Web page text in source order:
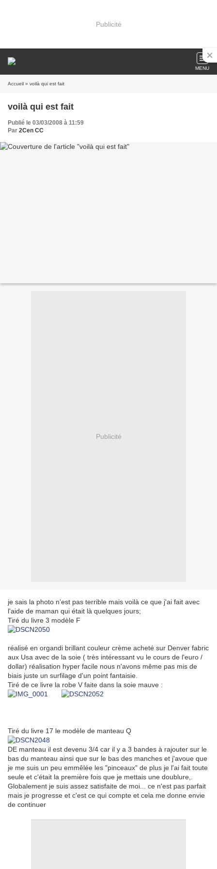
Publicité
MENU
Accueil » voilà qui est fait
voilà qui est fait
Publié le 03/03/2008 à 11:59
Par 2Cen CC
Publicité
je sais la photo n'est pas terrible mais voilà ce que j'ai fait avec
l'aide de maman qui était là quelques jours;
Tiré du livre 3 modèle F
réalisé en organdi brillant couleur crème acheté sur Denver fabric
aux Usa avec de la soie ( très intéressant vu le cours de l'euro /
dollar) réalisation hyper facile nous n'avons même pas mis de
biais juste un surfilage d'un point fantaisie.
Tiré de ce livre la robe V faite dans la soie mauve :
Tiré du livre 17 le modèle de manteau Q
DE manteau il est devenu 3/4 car il y a 3 bandes à rajouter sur le
bas du manteau ainsi que sur le bas des manches et j'avoue que
je me suis un peu emmêlée les "pinceaux" de plus je l'ai fait toute
seule et c'était la première fois que je mettais une doublure,.
Globalement je suis assez satisfaite de moi... ce n'est pas parfait
mais je progresse et c'est ce qui compte et cela me donne envie
de continuer